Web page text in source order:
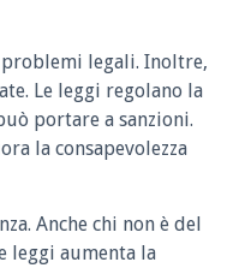
problemi legali. Inoltre,
Le leggi regolano la
portare a sanzioni.
la consapevolezza
Anche chi non è del
leggi aumenta la